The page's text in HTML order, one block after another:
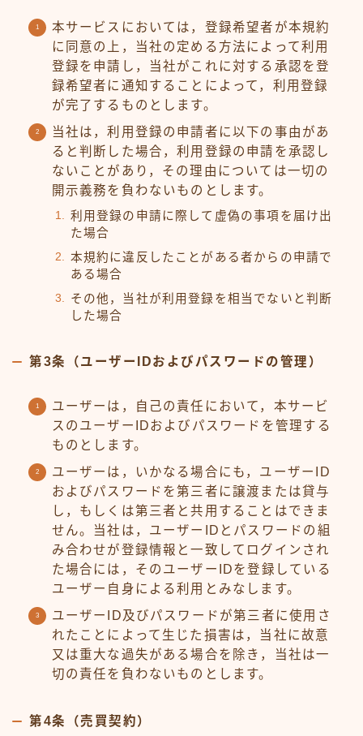
本サービスにおいては，登録希望者が本規約
に同意の上，当社の定める方法によって利用
登録を申請し，当社がこれに対する承認を登
録希望者に通知することによって，利用登録
が完了するものとします。
当社は，利用登録の申請者に以下の事由があ
ると判断した場合，利用登録の申請を承認し
ないことがあり，その理由については一切の
開示義務を負わないものとします。
利用登録の申請に際して虚偽の事項を届け出
た場合
本規約に違反したことがある者からの申請で
ある場合
その他，当社が利用登録を相当でないと判断
した場合
第3条（ユーザーIDおよびパスワードの管理）
ユーザーは，自己の責任において，本サービ
スのユーザーIDおよびパスワードを管理する
ものとします。
ユーザーは，いかなる場合にも，ユーザーID
およびパスワードを第三者に譲渡または貸与
し，もしくは第三者と共用することはできま
せん。当社は，ユーザーIDとパスワードの組
み合わせが登録情報と一致してログインされ
た場合には，そのユーザーIDを登録している
ユーザー自身による利用とみなします。
ユーザーID及びパスワードが第三者に使用さ
れたことによって生じた損害は，当社に故意
又は重大な過失がある場合を除き，当社は一
切の責任を負わないものとします。
第4条（売買契約）